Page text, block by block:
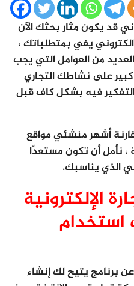
قد يكون مثار بحثك الآن
يفي بمتطلباتك ،
من العوامل التي يجب
كبير على نشاطك التجاري
التفكير فيه بشكل كاف قبل
أشهر منشئي مواقع
، نأمل أن تكون مستعدًا
الذي يناسبك.
الإلكترونية
استخدام
عن برنامج يتيح لك إنشاء